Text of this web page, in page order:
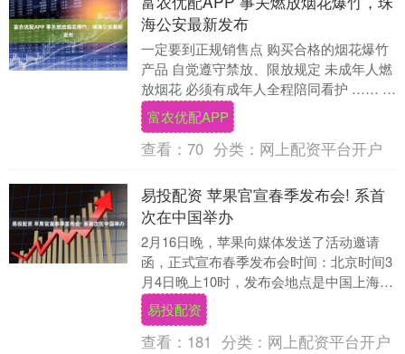
海公安最新发布
一定要到正规销售点 购买合格的烟花爆竹
产品 自觉遵守禁放、限放规定 未成年人燃
放烟花 必须有成年人全程陪同看护 …… 近
日 珠海公安发布 安全燃放烟花爆竹提示
....
富农优配APP
查看： 70 分类： 网上配资平台开户
易投配资 苹果官宣春季发布会! 系首
次在中国举办
2月16日晚，苹果向媒体发送了活动邀请
函，正式宣布春季发布会时间：北京时间3
月4日晚上10时，发布会地点是中国上海。
除上海以外，苹果还邀请媒体前往纽约和
伦敦参....
易投配资
查看： 181 分类： 网上配资平台开户